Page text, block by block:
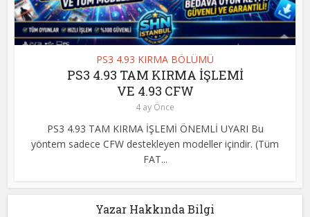
PS3 4.93 KIRMA BÖLÜMÜ
PS3 4.93 TAM KIRMA İŞLEMİ
VE 4.93 CFW
4 ay Önce
PS3 4.93 TAM KIRMA İŞLEMİ ÖNEMLİ UYARI Bu
yöntem sadece CFW destekleyen modeller içindir. (Tüm
FAT...
Yazar Hakkında Bilgi